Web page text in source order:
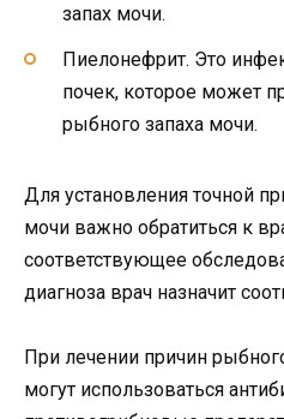
запах мочи.
Пиелонефрит. Это
почек, которое может
рыбного запаха мочи.
Для установления точной
мочи важно обратиться к
соответствующее
диагноза врач назначит
При лечении причин
могут использоваться